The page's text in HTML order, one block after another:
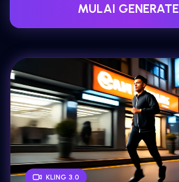
KLING 3.0
MULAI GENERATE